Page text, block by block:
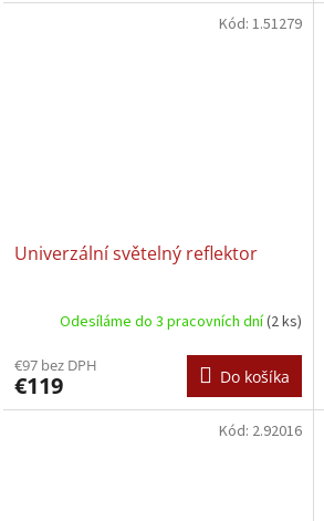
Univerzální světelný reflektor
Odesíláme do 3 pracovních dní(2 ks)
€97 bez DPH
€119 Do košíka
Kód: 1.51279
Kód: 2.92016